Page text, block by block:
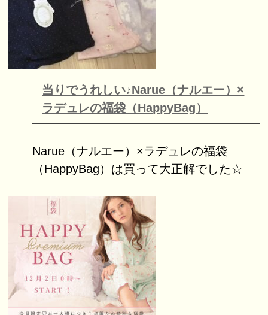
当りでうれしい♪Narue（ナルエー）×
ラデュレの福袋（HappyBag）
Narue（ナルエー）×ラデュレの福袋
（HappyBag）は買って大正解でした☆